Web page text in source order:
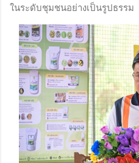
ในระดับชุมชนอย่างเป็นรูปธรรม